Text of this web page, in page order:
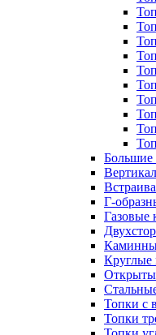
Большие
Г-
Газовые
Круглые
Топки с
Топки